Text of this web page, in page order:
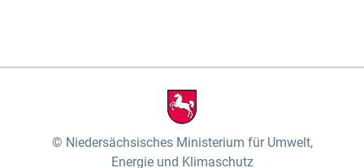
Niedersächsisches Ministerium für Umwelt,
Energie und Klimaschutz